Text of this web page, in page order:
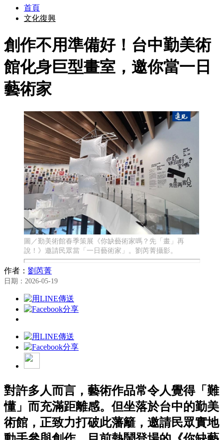
首頁
文化復興
創作不用準備好！台中勤美術
館化身巨型畫室，邀你當一日
藝術家
圖／勤美術館春季策展《你缺藝術家嗎？先「畫」再
說！》邀請民眾當「一日藝術家」。劉芮菁攝影。
作者： 劉芮菁
日期：2026-05-19
對許多人而言，藝術作品常令人覺得「難
懂」而充滿距離感。但坐落於台中的勤美
術館，正致力打破此藩籬，邀請民眾實地